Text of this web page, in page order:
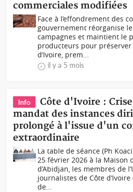
commerciales modifiées
Face à l’effondrement des
gouvernement réorganise
campagnes et maintient le
producteurs pour préserver
d’Ivoire, prem...
il y a 5 mois
Info
Côte d'Ivoire :
mandat des instances
prolongé à l'issue d'un
extraordinaire
La table de séance (Ph
25 février 2026 à la Maison
d’Abidjan, les membres de
journalistes de Côte d’Ivoire
de...